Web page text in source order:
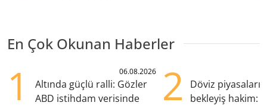
En Çok Okunan Haberler
1 06.08.2026
Altında güçlü ralli: Gözler
ABD istihdam verisinde
2
Döviz
bekleyiş hakim: